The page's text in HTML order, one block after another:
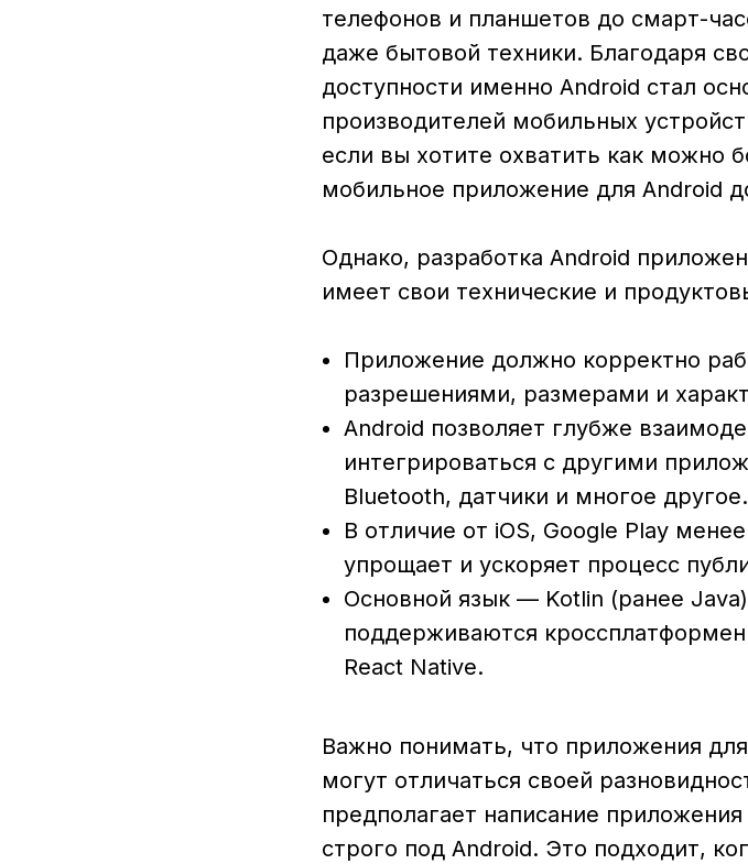
телефонов и планшетов до смарт-
даже бытовой техники. Благодаря
доступности именно Android стал
производителей мобильных
если вы хотите охватить как можно
мобильное приложение для Android
Однако, разработка Android
имеет свои технические и
Приложение должно корректно
разрешениями, размерами и
Android позволяет глубже
интегрироваться с другими
Bluetooth, датчики и многое другое.
В отличие от iOS, Google Play
упрощает и ускоряет процесс
Основной язык — Kotlin (ранее
поддерживаются
React Native.
Важно понимать, что приложения
могут отличаться своей
предполагает написание
строго под Android. Это подходит,